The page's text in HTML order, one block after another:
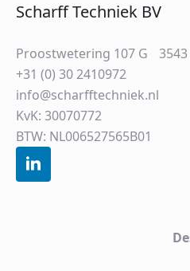
Scharff Techniek BV
Proostwetering 107 G 3543
+31 (0) 30 2410972
info@scharfftechniek.nl
KvK: 30070772
BTW: NL006527565B01